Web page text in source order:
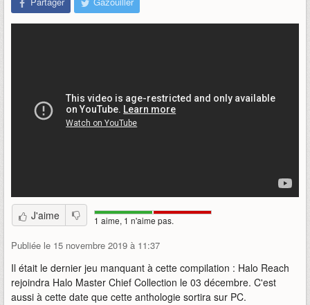
J'aime 1 aime, 1 n'aime pas.
Publiée le 15 novembre 2019 à 11:37
Il était le dernier jeu manquant à cette compilation : Halo Reach
rejoindra Halo Master Chief Collection le 03 décembre. C'est
aussi à cette date que cette anthologie sortira sur PC.